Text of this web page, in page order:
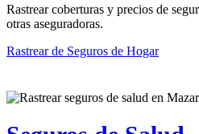
Rastrear coberturas y precios de
otras aseguradoras.
Rastrear de Seguros de Hogar